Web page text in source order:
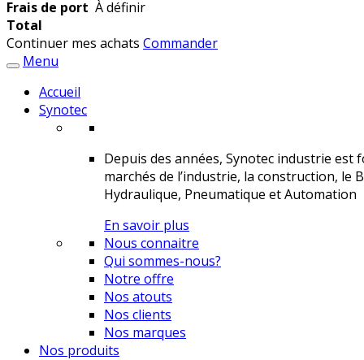
Frais de port À définir
Total
Continuer mes achats Commander
Menu
Accueil
Synotec
Depuis des années, Synotec industrie
marchés de l’industrie, la construction, le
Hydraulique, Pneumatique et Automation
En savoir plus
Nous connaitre
Qui sommes-nous?
Notre offre
Nos atouts
Nos clients
Nos marques
Nos produits